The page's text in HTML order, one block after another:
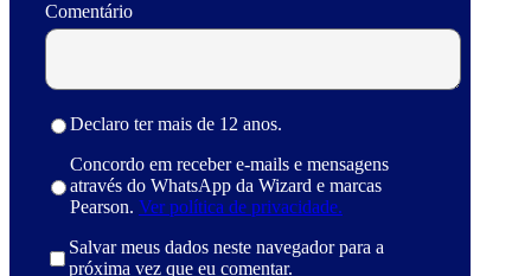
Comentário
Declaro ter mais de 12 anos.
Concordo em receber e-mails e mensagens
através do WhatsApp da Wizard e marcas
Pearson. Ver política de privacidade.
Salvar meus dados neste navegador para a
próxima vez que eu comentar.